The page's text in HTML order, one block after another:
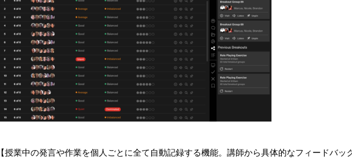
【授業中の発言や作業を個人ごとに全て自動記録する機能。講師から具体的なフィードバッ